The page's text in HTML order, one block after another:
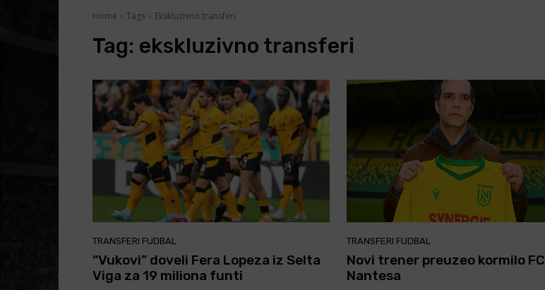
Home Tags Ekskluzivno transferi
Tag: ekskluzivno transferi
TRANSFERI FUDBAL
“Vukovi” doveli Fera Lopeza iz Selta
Viga za 19 miliona funti
TRANSFERI FUDBAL
Novi trener preuzeo kormilo FC
Nantesa